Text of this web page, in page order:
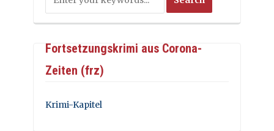
Fortsetzungskrimi aus Corona-
Zeiten (frz)
Krimi-Kapitel